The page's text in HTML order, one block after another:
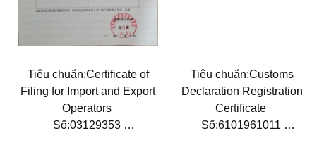
Tiêu chuẩn:Certificate of
Filing for Import and Export
Operators
Số:03129353
Tiêu chuẩn:Customs
Declaration Registration
Certificate
Số:6101961011